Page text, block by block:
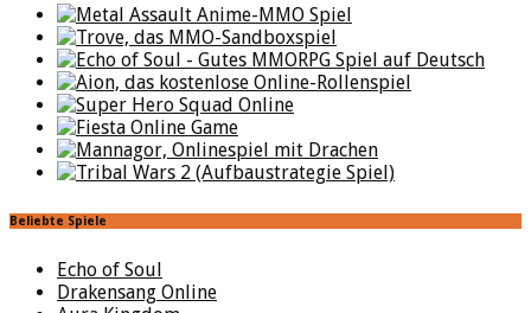
Beliebte Spiele
Echo of Soul
Drakensang Online